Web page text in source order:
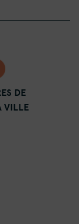
DE
VILLE